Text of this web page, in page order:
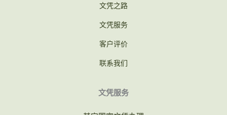
文凭之路
文凭服务
客户评价
联系我们
文凭服务